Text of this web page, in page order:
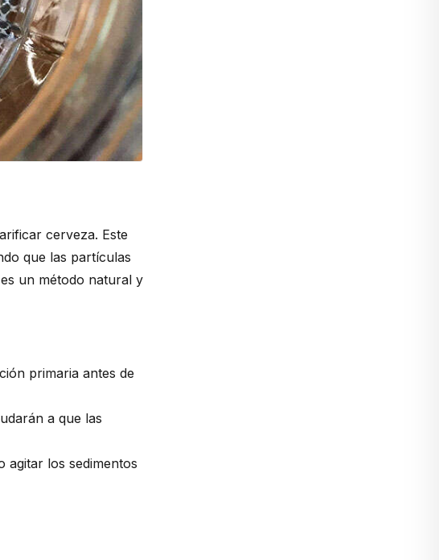
cerveza. Este
que las partículas
un método natural y
primaria antes de
a que las
agitar los sedimentos